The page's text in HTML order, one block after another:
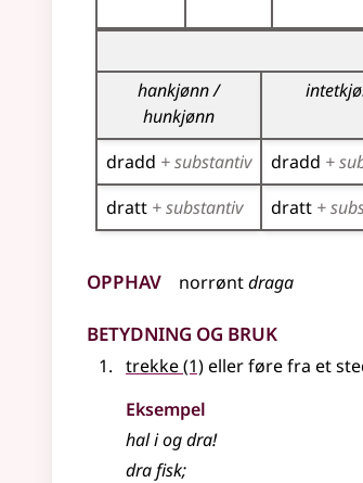
Bøyingstabell for dette verbet
hankjønn /
hunkjønn
dradd + substantiv dradd +
dratt + substantiv dratt +
Opphav norrøntdraga
Betydning og bruk
trekke(1)eller føre fra et
Eksempel
hal i ogdra!
drafisk;